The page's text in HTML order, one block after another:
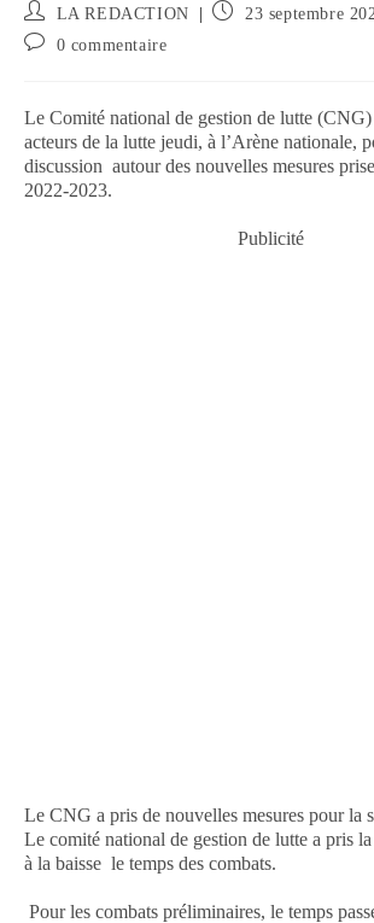
LA REDACTION
23 septembre
0 commentaire
Le Comité national de gestion de lutte (CNG)
acteurs de la lutte jeudi, à l’Arène nationale,
discussion autour des nouvelles mesures
2022-2023.
Publicité
Le CNG a pris de nouvelles mesures pour la
Le comité national de gestion de lutte a pris
à la baisse le temps des combats.
Pour les combats préliminaires, le temps